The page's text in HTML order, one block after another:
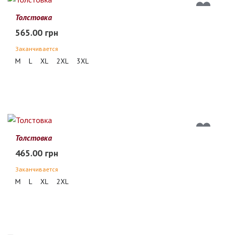
Толстовка
565.00 грн
Заканчивается
M L XL 2XL 3XL
Толстовка
465.00 грн
Заканчивается
M L XL 2XL